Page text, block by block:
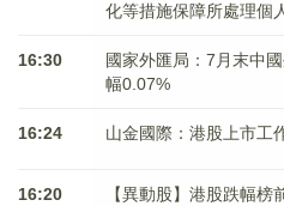
化等措施保障所處理個
16:30
國家外匯局：7月末中
幅0.07%
16:24 山金國際：港股上市工
16:20
【異動股】港股跌幅